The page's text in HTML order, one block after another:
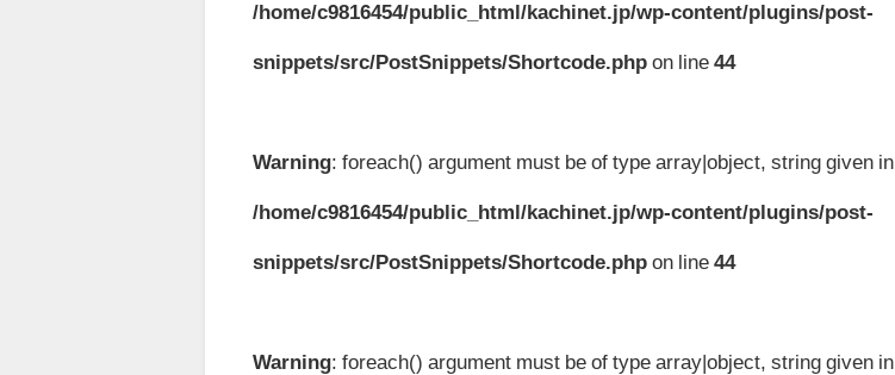
/home/c9816454/public_html/kachinet.jp/wp-content/plugins/post-
snippets/src/PostSnippets/Shortcode.php on line44
Warning: foreach() argument must be of type array|object, string given in
/home/c9816454/public_html/kachinet.jp/wp-content/plugins/post-
snippets/src/PostSnippets/Shortcode.php on line44
Warning: foreach() argument must be of type array|object, string given in